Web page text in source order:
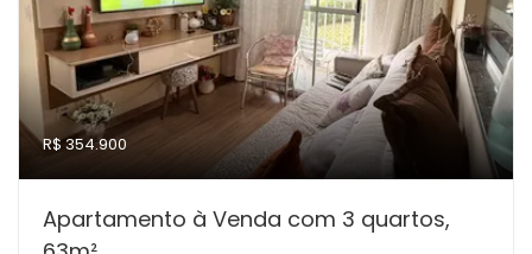
R$ 354.900
Apartamento à Venda com 3 quartos,